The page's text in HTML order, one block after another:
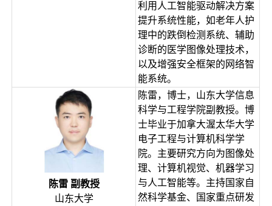
利用人工智能驱动解决方案
提升系统性能，如老年人护
理中的跌倒检测系统、辅助
诊断的医学图像处理技术，
以及增强安全框架的网络智
能系统。
陈雷 副教授
山东大学
陈雷，博士，山东大学信息
科学与工程学院副教授。博
士毕业于加拿大渥太华大学
电子工程与计算机科学学
院。主要研究方向为图像处
理、计算机视觉、机器学习
与人工智能等。主持国家自
然科学基金、国家重点研发